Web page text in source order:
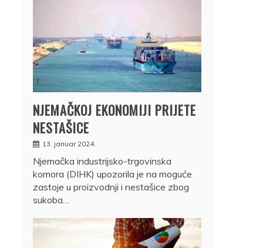
NJEMAČKOJ EKONOMIJI PRIJETE
NESTAŠICE
13. januar 2024.
Njemačka industrijsko-trgovinska
komora (DIHK) upozorila je na moguće
zastoje u proizvodnji i nestašice zbog
sukoba…